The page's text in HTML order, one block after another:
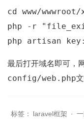
cd www/wwwroot/
php -r
最后打开域名即可，
config/web.php
标签： laravel框架 ·